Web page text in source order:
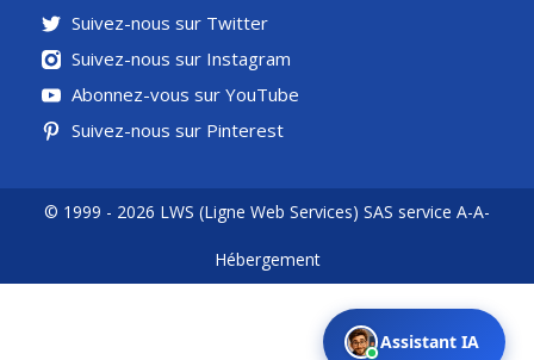
Suivez-nous sur Twitter
Suivez-nous sur Instagram
Abonnez-vous sur YouTube
Suivez-nous sur Pinterest
© 1999 - 2026 LWS (Ligne Web Services) SAS service A-A-
Hébergement
Assistant IA